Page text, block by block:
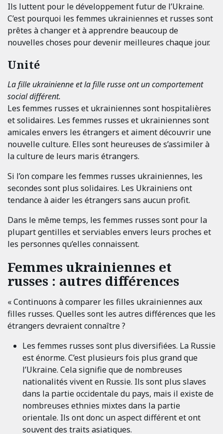
Ils luttent pour le développement futur de l’Ukraine.
C’est pourquoi les femmes ukrainiennes et russes sont
prêtes à changer et à apprendre beaucoup de
nouvelles choses pour devenir meilleures chaque jour.
Unité
La fille ukrainienne et la fille russe ont un comportement
social différent.
Les femmes russes et ukrainiennes sont hospitalières
et solidaires. Les femmes russes et ukrainiennes sont
amicales envers les étrangers et aiment découvrir une
nouvelle culture. Elles sont heureuses de s’assimiler à
la culture de leurs maris étrangers.
Si l’on compare les femmes russes ukrainiennes, les
secondes sont plus solidaires. Les Ukrainiens ont
tendance à aider les étrangers sans aucun profit.
Dans le même temps, les femmes russes sont pour la
plupart gentilles et serviables envers leurs proches et
les personnes qu’elles connaissent.
Femmes ukrainiennes et
russes : autres différences
« Continuons à comparer les filles ukrainiennes aux
filles russes. Quelles sont les autres différences que les
étrangers devraient connaître ?
Les femmes russes sont plus diversifiées. La Russie
est énorme. C’est plusieurs fois plus grand que
l’Ukraine. Cela signifie que de nombreuses
nationalités vivent en Russie. Ils sont plus slaves
dans la partie occidentale du pays, mais il existe de
nombreuses ethnies mixtes dans la partie
orientale. Ils ont donc un aspect différent et ont
souvent des traits asiatiques.